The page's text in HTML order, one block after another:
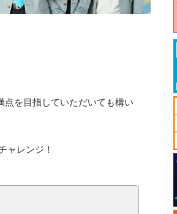
点を目指していただいても構い
ャレンジ！